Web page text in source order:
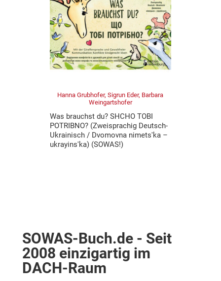
Hanna Grubhofer, Sigrun Eder, Barbara
Weingartshofer
Was brauchst du? SHCHO TOBI
POTRIBNO? (Zweisprachig Deutsch-
Ukrainisch / Dvomovna nimetsʹka –
ukrayinsʹka) (SOWAS!)
SOWAS-Buch.de - Seit
2008 einzigartig im
DACH-Raum